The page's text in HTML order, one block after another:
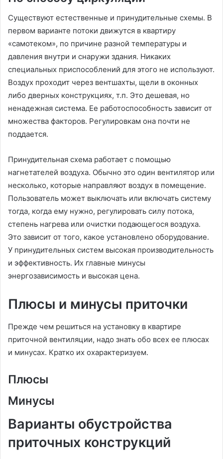
Существуют естественные и принудительные схемы. В
первом варианте потоки движутся в квартиру
«самотеком», по причине разной температуры и
давления внутри и снаружи здания. Никаких
специальных приспособлений для этого не используют.
Воздух проходит через вентшахты, щели в оконных
либо дверных конструкциях, т.п. Это дешевая, но
ненадежная система. Ее работоспособность зависит от
множества факторов. Регулировкам она почти не
поддается.
Принудительная схема работает с помощью
нагнетателей воздуха. Обычно это один вентилятор или
несколько, которые направляют воздух в помещение.
Пользователь может выключать или включать систему
тогда, когда ему нужно, регулировать силу потока,
степень нагрева или очистки подающегося воздуха.
Это зависит от того, какое установлено оборудование.
У принудительных систем высокая производительность
и эффективность. Их главные минусы
энергозависимость и высокая цена.
Плюсы и минусы приточки
Прежде чем решиться на установку в квартире
приточной вентиляции, надо знать обо всех ее плюсах
и минусах. Кратко их охарактеризуем.
Плюсы
Минусы
Варианты обустройства
приточных конструкций